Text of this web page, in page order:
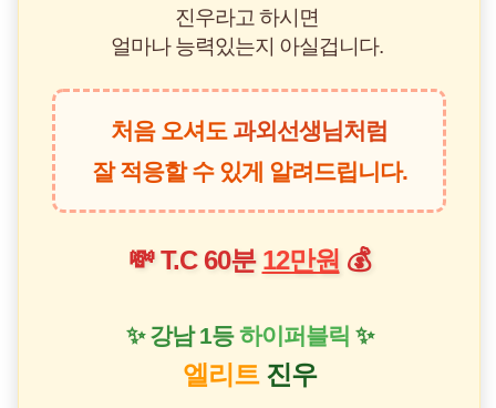
진우라고 하시면
얼마나 능력있는지 아실겁니다.
처음 오셔도 과외선생님처럼
잘 적응할 수 있게 알려드립니다.
💸 T.C 60분 12만원 💰
✨ 강남 1등하이퍼블릭 ✨
엘리트진우